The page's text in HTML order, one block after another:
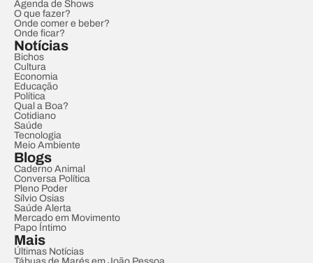
Agenda de Shows
O que fazer?
Onde comer e beber?
Onde ficar?
Notícias
Bichos
Cultura
Economia
Educação
Política
Qual a Boa?
Cotidiano
Saúde
Tecnologia
Meio Ambiente
Blogs
Caderno Animal
Conversa Política
Pleno Poder
Sílvio Osias
Saúde Alerta
Mercado em Movimento
Papo Íntimo
Mais
Últimas Notícias